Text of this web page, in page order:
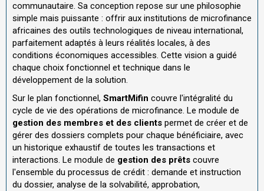
communautaire. Sa conception repose sur une philosophie
simple mais puissante : offrir aux institutions de microfinance
africaines des outils technologiques de niveau international,
parfaitement adaptés à leurs réalités locales, à des
conditions économiques accessibles. Cette vision a guidé
chaque choix fonctionnel et technique dans le
développement de la solution.
Sur le plan fonctionnel, SmartMifin couvre l'intégralité du
cycle de vie des opérations de microfinance. Le module de
gestion des membres et des clients permet de créer et de
gérer des dossiers complets pour chaque bénéficiaire, avec
un historique exhaustif de toutes les transactions et
interactions. Le module de gestion des prêts couvre
l'ensemble du processus de crédit : demande et instruction
du dossier, analyse de la solvabilité, approbation,